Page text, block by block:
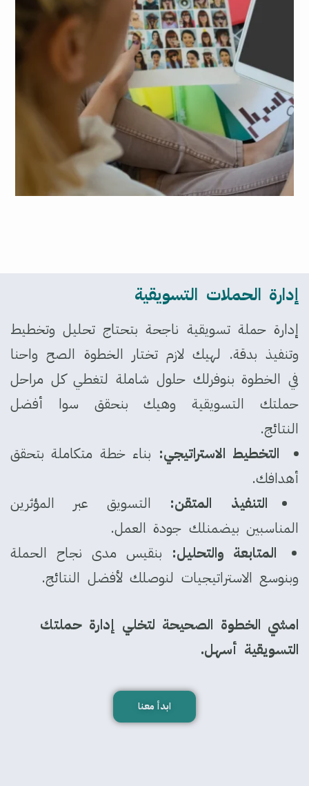
إدارة الحملات التسويقية
إدارة حملة تسويقية ناجحة بتحتاج تحليل وتخطيط
وتنفيذ بدقة. لهيك لازم تختار الخطوة الصح واحنا
في الخطوة بنوفرلك حلول شاملة لتغطي كل مراحل
حملتك التسويقية وهيك بنحقق سوا أفضل
النتائج.
التخطيط الاستراتيجي: بناء خطة متكاملة بتحقق
أهدافك.
التنفيذ المتقن: التسويق عبر المؤثرين
المناسبين بيضمنلك جودة العمل.
المتابعة والتحليل: بنقيس مدى نجاح الحملة
وبنوسع الاستراتيجيات لنوصلك لأفضل النتائج.
امشي الخطوة الصحيحة لتخلي إدارة حملتك
التسويقية أسهل.
ابدأ معنا